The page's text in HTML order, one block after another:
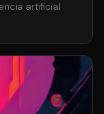
artificial